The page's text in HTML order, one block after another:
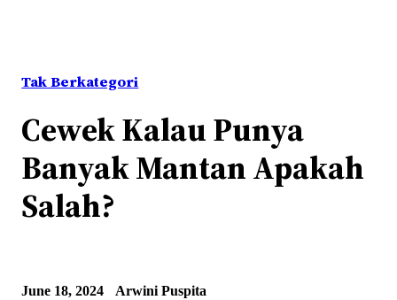
Tak Berkategori
Cewek Kalau Punya
Banyak Mantan Apakah
Salah?
June 18, 2024 Arwini Puspita